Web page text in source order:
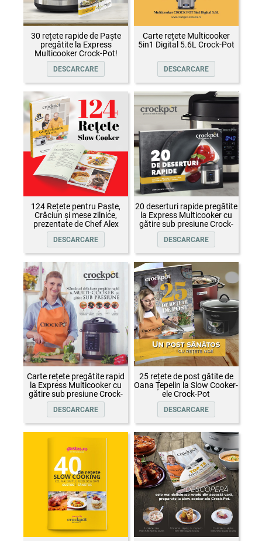
30 rețete rapide de Paște
pregătite la Express
Multicooker Crock-Pot!
DESCARCARE
Carte rețete Multicooker
5in1 Digital 5.6L Crock-Pot
DESCARCARE
124 Rețete pentru Paște,
Crăciun și mese zilnice,
prezentate de Chef Alex
Cîrțu și invitații săi
DESCARCARE
20 deserturi rapide pregătite
la Express Multicooker cu
gătire sub presiune Crock-
Pot
DESCARCARE
Carte rețete pregătite rapid
la Express Multicooker cu
gătire sub presiune Crock-
Pot
DESCARCARE
25 rețete de post gătite de
Oana Țepelin la Slow Cooker-
ele Crock-Pot
DESCARCARE